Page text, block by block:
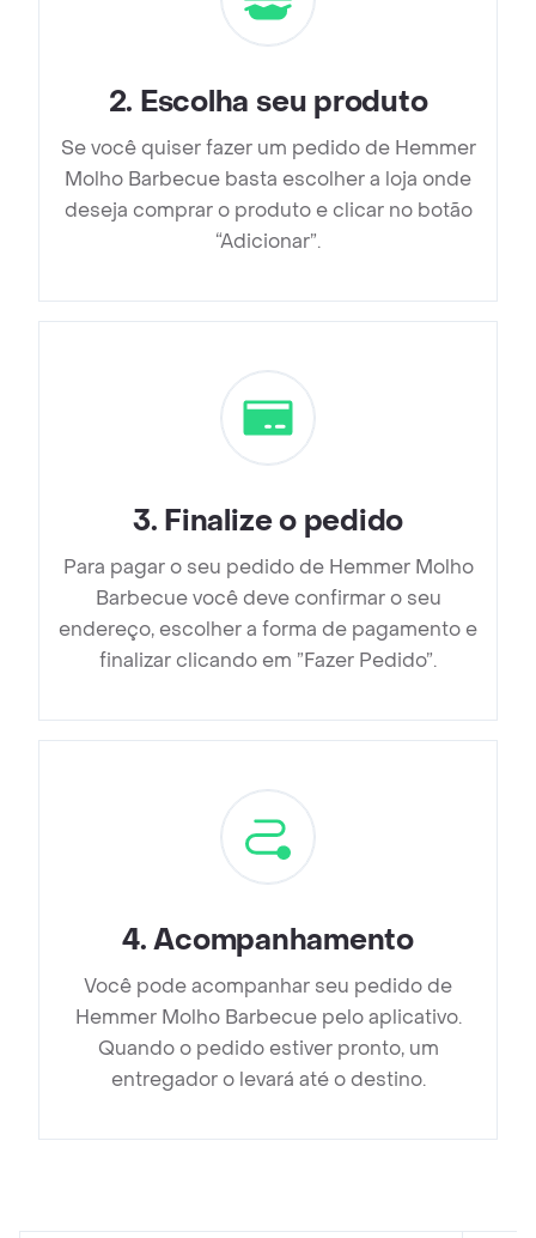
2. Escolha seu produto
Se você quiser fazer um pedido de Hemmer
Molho Barbecue basta escolher a loja onde
deseja comprar o produto e clicar no botão
“Adicionar”.
3. Finalize o pedido
Para pagar o seu pedido de Hemmer Molho
Barbecue você deve confirmar o seu
endereço, escolher a forma de pagamento e
finalizar clicando em ”Fazer Pedido”.
4.Acompanhamento
Você pode acompanhar seu pedido de
Hemmer Molho Barbecue pelo aplicativo.
Quando o pedido estiver pronto, um
entregador o levará até o destino.